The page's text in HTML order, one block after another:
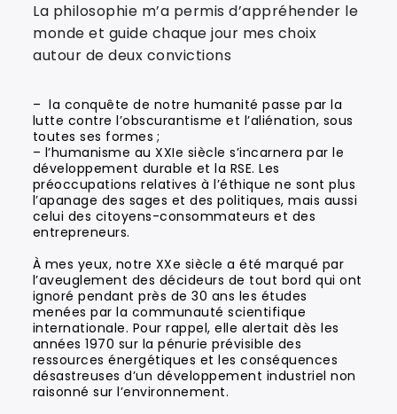
La philosophie m’a permis d’appréhender le
monde et guide chaque jour mes choix
autour de deux convictions
– la conquête de notre humanité passe par la
lutte contre l’obscurantisme et l’aliénation, sous
toutes ses formes ;
– l’humanisme au XXIe siècle s’incarnera par le
développement durable et la RSE. Les
préoccupations relatives à l’éthique ne sont plus
l’apanage des sages et des politiques, mais aussi
celui des citoyens-consommateurs et des
entrepreneurs.
À mes yeux, notre XXe siècle a été marqué par
l’aveuglement des décideurs de tout bord qui ont
ignoré pendant près de 30 ans les études
menées par la communauté scientifique
internationale. Pour rappel, elle alertait dès les
années 1970 sur la pénurie prévisible des
ressources énergétiques et les conséquences
désastreuses d’un développement industriel non
raisonné sur l’environnement.